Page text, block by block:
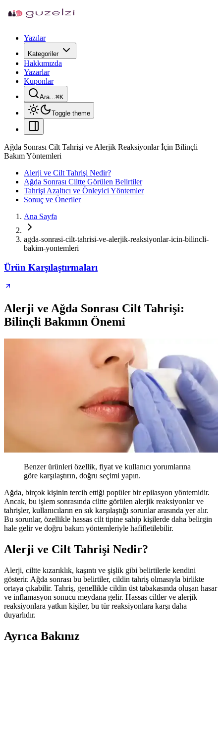
Yazılar
Kategoriler
Hakkımızda
Yazarlar
Kuponlar
Ara...⌘K
Toggle theme
Ağda Sonrası Cilt Tahrişi ve Alerjik Reaksiyonlar İçin Bilinçli
Bakım Yöntemleri
Alerji ve Cilt Tahrişi Nedir?
Ağda Sonrası Ciltte Görülen Belirtiler
Tahrişi Azaltıcı ve Önleyici Yöntemler
Sonuç ve Öneriler
Ana Sayfa
agda-sonrasi-cilt-tahrisi-ve-alerjik-reaksiyonlar-icin-bilincli-
bakim-yontemleri
Ürün Karşılaştırmaları
Alerji ve Ağda Sonrası Cilt Tahrişi:
Bilinçli Bakımın Önemi
Benzer ürünleri özellik, fiyat ve kullanıcı yorumlarına
göre karşılaştırın, doğru seçimi yapın.
Ağda, birçok kişinin tercih ettiği popüler bir epilasyon yöntemidir.
Ancak, bu işlem sonrasında ciltte görülen alerjik reaksiyonlar ve
tahrişler, kullanıcıların en sık karşılaştığı sorunlar arasında yer alır.
Bu sorunlar, özellikle hassas cilt tipine sahip kişilerde daha belirgin
hale gelir ve doğru bakım yöntemleriyle hafifletilebilir.
Alerji ve Cilt Tahrişi Nedir?
Alerji, ciltte kızarıklık, kaşıntı ve şişlik gibi belirtilerle kendini
gösterir. Ağda sonrası bu belirtiler, cildin tahriş olmasıyla birlikte
ortaya çıkabilir. Tahriş, genellikle cildin üst tabakasında oluşan hasar
ve inflamasyon sonucu meydana gelir. Hassas ciltler ve alerjik
reaksiyonlara yatkın kişiler, bu tür reaksiyonlara karşı daha
duyarlıdır.
Ayrıca Bakınız